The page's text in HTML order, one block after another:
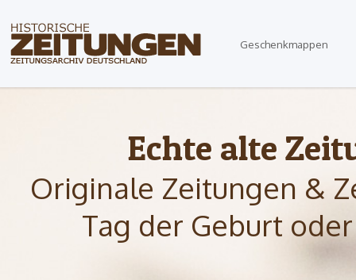
Geschenkmappen
Echte alte
Originale Zeitungen &
Tag der Geburt